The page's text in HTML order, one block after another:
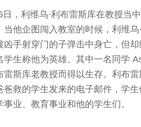
日，利维乌·利布雷斯库在教授当
当他企图闯入教室的时候，利维
凶手射穿门的子弹击中身亡，但
学生称他为英雄。其中一名同学
雷斯库老教授而得以生存。利布
爸救的学生发来的电子邮件，学
业、教育事业和他的学生们。